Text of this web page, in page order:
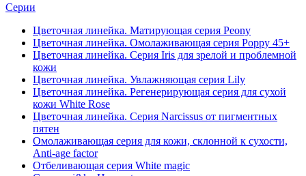
Серии
Цветочная линейка. Матирующая серия Peony
Цветочная линейка. Омолаживающая серия Poppy 45+
Цветочная линейка. Серия Iris для зрелой и проблемной
кожи
Цветочная линейка. Увлажняющая серия Lily
Цветочная линейка. Регенерирующая серия для сухой
кожи White Rose
Цветочная линейка. Серия Narcissus от пигментных
пятен
Омолаживающая серия для кожи, склонной к сухости,
Anti-age factor
Отбеливающая серия White magic